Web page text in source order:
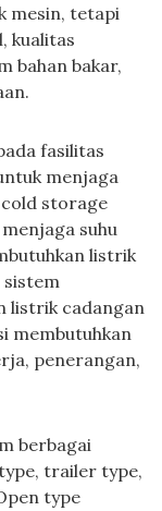
mesin, tetapi
kualitas
bahan bakar,
fasilitas
menjaga
storage
suhu
listrik
sistem
listrik cadangan
membutuhkan
penerangan,
berbagai
trailer type,
type